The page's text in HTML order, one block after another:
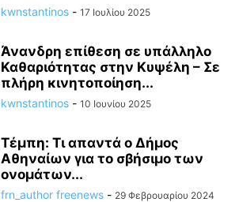
kwnstantinos - 17 Ιουλίου 2025
Άνανδρη επίθεση σε υπάλληλο
Καθαριότητας στην Κυψέλη – Σε
πλήρη κινητοποίηση...
kwnstantinos - 10 Ιουνίου 2025
Τέμπη: Τι απαντά ο Δήμος
Αθηναίων για το σβήσιμο των
ονομάτων...
frn_author freenews - 29 Φεβρουαρίου 2024